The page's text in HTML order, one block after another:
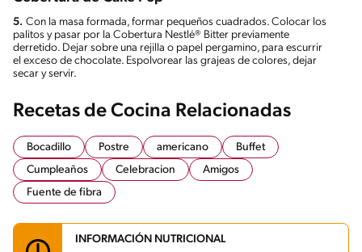
5. Con la masa formada, formar pequeños cuadrados. Colocar los
palitos y pasar por la Cobertura Nestlé® Bitter previamente
derretido. Dejar sobre una rejilla o papel pergamino, para escurrir
el exceso de chocolate. Espolvorear las grajeas de colores, dejar
secar y servir.
Recetas de Cocina Relacionadas
Bocadillo Postre americano
Buffet
Cumpleaños
Celebracion
Amigos
Fuente de fibra
INFORMACIÓN NUTRICIONAL